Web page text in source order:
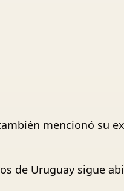
mencionó su
de Uruguay sigue